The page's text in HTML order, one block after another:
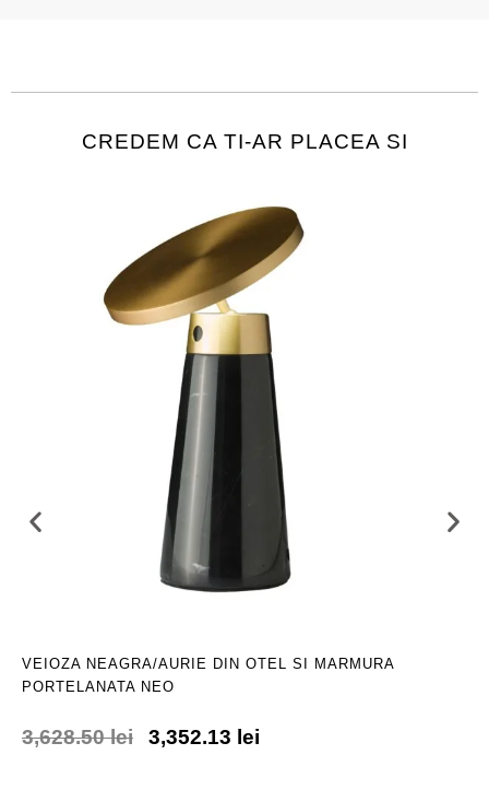
CREDEM CA TI-AR PLACEA SI
VEIOZA NEAGRA/AURIE DIN OTEL SI MARMURA
PORTELANATA NEO
3,628.50lei 3,352.13 lei